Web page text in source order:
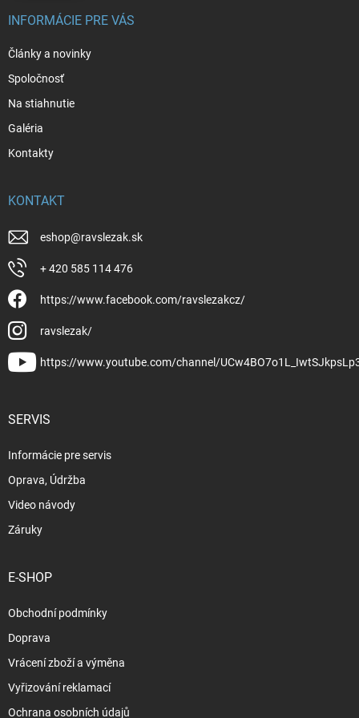
INFORMÁCIE PRE VÁS
Články a novinky
Spoločnosť
Na stiahnutie
Galéria
Kontakty
KONTAKT
eshop@ravslezak.sk
+ 420 585 114 476
https://www.facebook.com/ravslezakcz/
ravslezak/
https://www.youtube.com/channel/
SERVIS
Informácie pre servis
Oprava, Údržba
Video návody
Záruky
E-SHOP
Obchodní podmínky
Doprava
Vrácení zboží a výměna
Vyřizování reklamací
Ochrana osobních údajů